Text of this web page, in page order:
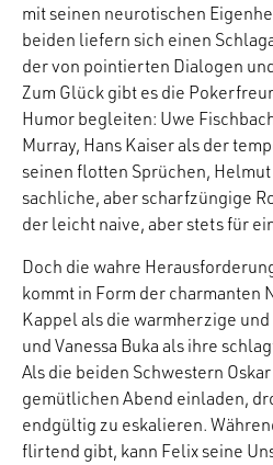
mit seinen neurotischen
beiden liefern sich einen
der von pointierten Dialogen
Zum Glück gibt es die
Humor begleiten: Uwe
Murray, Hans Kaiser als der
seinen flotten Sprüchen,
sachliche, aber scharfzüngige
der leicht naive, aber stets für
Doch die wahre
kommt in Form der charmanten
Kappel als die warmherzige
und Vanessa Buka als ihre
Als die beiden Schwestern
gemütlichen Abend einladen,
endgültig zu eskalieren.
flirtend gibt, kann Felix seine